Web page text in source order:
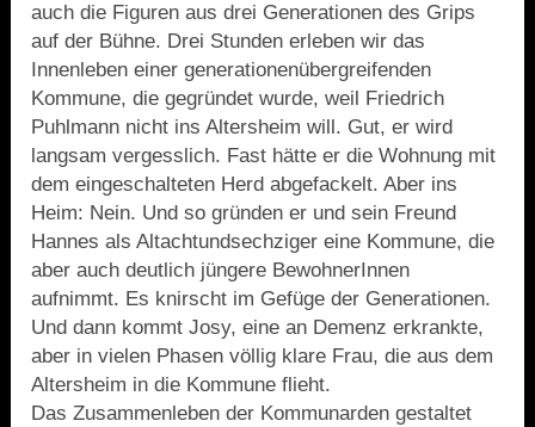
auch die Figuren aus drei Generationen des Grips
auf der Bühne. Drei Stunden erleben wir das
Innenleben einer generationenübergreifenden
Kommune, die gegründet wurde, weil Friedrich
Puhlmann nicht ins Altersheim will. Gut, er wird
langsam vergesslich. Fast hätte er die Wohnung mit
dem eingeschalteten Herd abgefackelt. Aber ins
Heim: Nein. Und so gründen er und sein Freund
Hannes als Altachtundsechziger eine Kommune, die
aber auch deutlich jüngere BewohnerInnen
aufnimmt. Es knirscht im Gefüge der Generationen.
Und dann kommt Josy, eine an Demenz erkrankte,
aber in vielen Phasen völlig klare Frau, die aus dem
Altersheim in die Kommune flieht.
Das Zusammenleben der Kommunarden gestaltet